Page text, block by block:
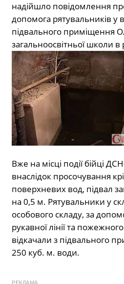
надійшло повідомлення
допомога рятувальників у
підвального приміщення
загальноосвітньої школи
Вже на місці події бійці
внаслідок просочування
поверхневих вод, підвал
на 0,5 м. Рятувальники у
особового складу, за
рукавної лінії та
відкачали з підвального
250 куб. м. води.
РЕКЛАМА